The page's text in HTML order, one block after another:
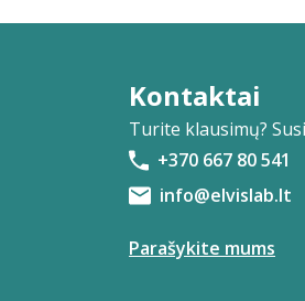
Kontaktai
Turite klausimų?
+370 667 80 541
info@elvislab.lt
Parašykite mums